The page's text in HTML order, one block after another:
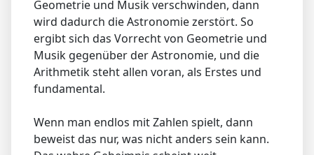
Geometrie und Musik verschwinden, dann
wird dadurch die Astronomie zerstört. So
ergibt sich das Vorrecht von Geometrie und
Musik gegenüber der Astronomie, und die
Arithmetik steht allen voran, als Erstes und
fundamental.
Wenn man endlos mit Zahlen spielt, dann
beweist das nur, was nicht anders sein kann.